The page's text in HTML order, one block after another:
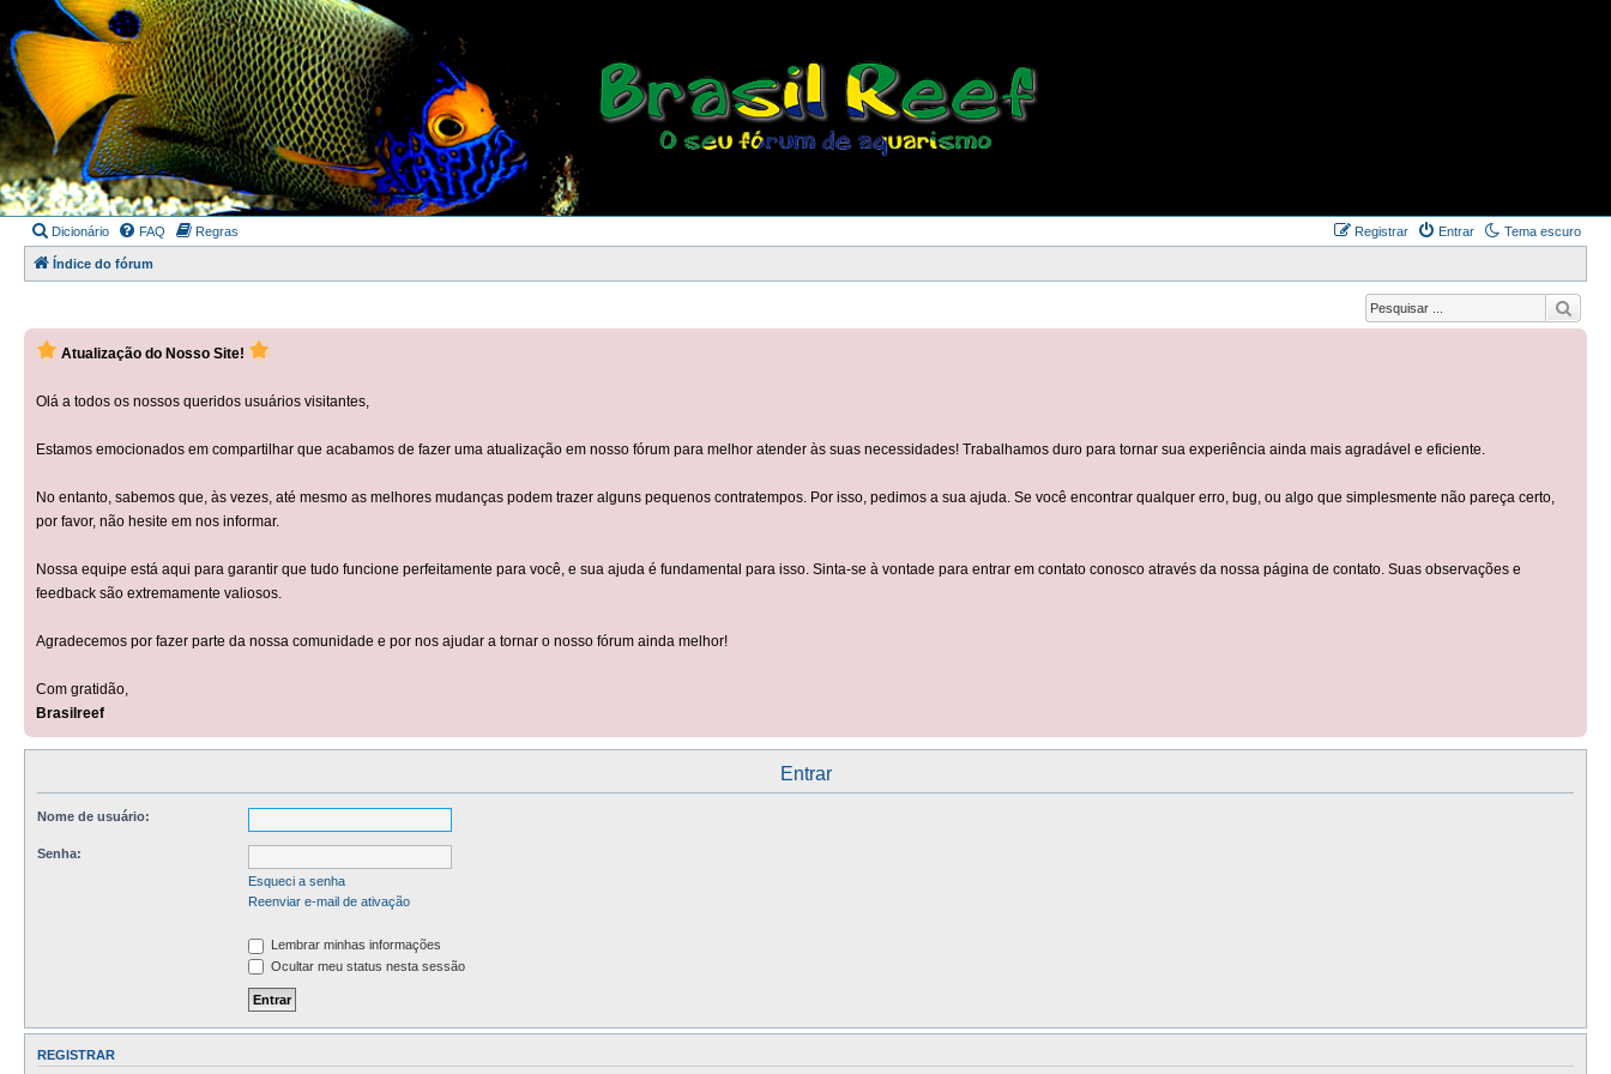
Tema escuro
Dicionário FAQ Regras Entrar
Registrar
Índice do fórum
Atualização do Nosso Site!
Olá a todos os nossos queridos usuários visitantes,
Estamos emocionados em compartilhar que acabamos de fazer uma atualização em nosso fórum para melhor atender às suas necessidades! Trabalhamos duro para tornar sua experiência ainda mais agradável e eficiente.
No entanto, sabemos que, às vezes, até mesmo as melhores mudanças podem trazer alguns pequenos contratempos. Por isso, pedimos a sua ajuda. Se você encontrar qualquer erro, bug, ou algo que simplesmente não pareça certo,
por favor, não hesite em nos informar.
Nossa equipe está aqui para garantir que tudo funcione perfeitamente para você, e sua ajuda é fundamental para isso. Sinta-se à vontade para entrar em contato conosco através da nossa página de contato. Suas observações e
feedback são extremamente valiosos.
Agradecemos por fazer parte da nossa comunidade e por nos ajudar a tornar o nosso fórum ainda melhor!
Com gratidão,
Brasilreef
Entrar
Nome de usuário:
Senha:
Esqueci a senha
Reenviar e-mail de ativação
Lembrar minhas informações
Ocultar meu status nesta sessão
REGISTRAR